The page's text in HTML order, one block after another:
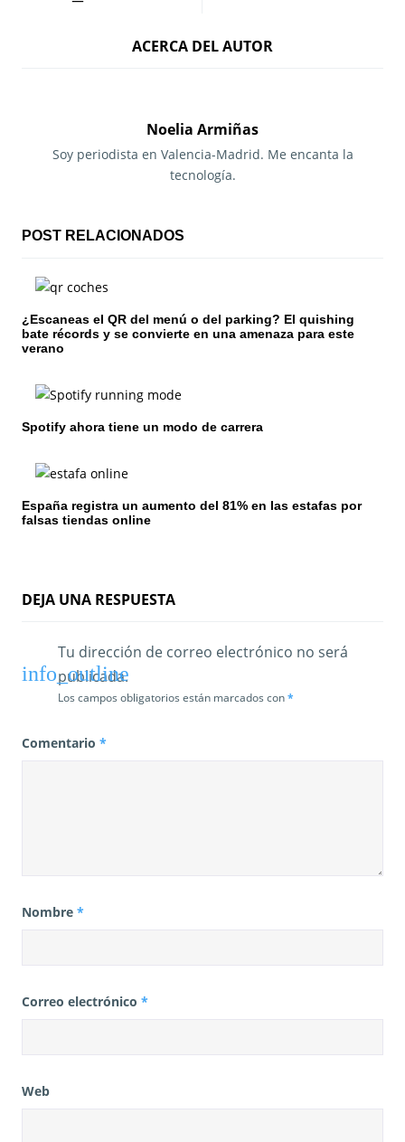
i
n
d
e
n
r
a
ACERCA DEL AUTOR
Noelia Armiñas
Soy periodista en Valencia-Madrid. Me encanta la
tecnología.
POST RELACIONADOS
¿Escaneas el QR del menú o del parking? El quishing
bate récords y se convierte en una amenaza para este
verano
Spotify ahora tiene un modo de carrera
España registra un aumento del 81% en las estafas por
falsas tiendas online
DEJA UNA RESPUESTA
Tu dirección de correo electrónico no será
publicada.
Los campos obligatorios están marcados con*
Comentario *
Nombre *
Correo electrónico *
Web